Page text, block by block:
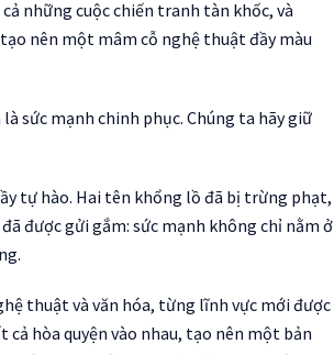
những cuộc chiến tranh tàn khốc, và
nên một mâm cỗ nghệ thuật đầy màu
sức mạnh chinh phục. Chúng ta hãy giữ
tự hào. Hai tên khổng lồ đã bị trừng phạt,
được gửi gắm: sức mạnh không chỉ nằm ở
thuật và văn hóa, từng lĩnh vực mới được
hòa quyện vào nhau, tạo nên một bản